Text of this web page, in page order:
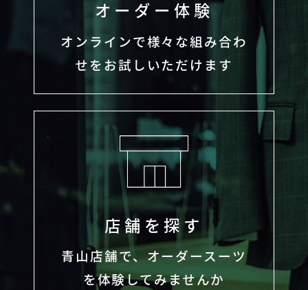
オーダー体験
オンラインで様々な組み合わ
せをお試しいただけます
店舗を探す
青山店舗で、オーダースーツ
を体験してみませんか